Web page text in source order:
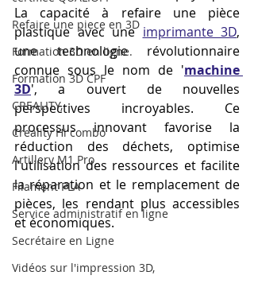
Refaire une piece en 3D
Formation 3D en ligne.
Formation 3D CPF
CREALITY,
Creality Hi combo
Artillery M1 Pro
Filament PLA
Service administratif en ligne
Secrétaire en Ligne
Vidéos sur l'impression 3D,
La capacité à refaire une pièce
plastique avec une imprimante 3D,
une technologie révolutionnaire
connue sous le nom de 'machine
3D', a ouvert de nouvelles
perspectives incroyables. Ce
processus innovant favorise la
réduction des déchets, optimise
l'utilisation des ressources et facilite
la réparation et le remplacement de
pièces, les rendant plus accessibles
et économiques.